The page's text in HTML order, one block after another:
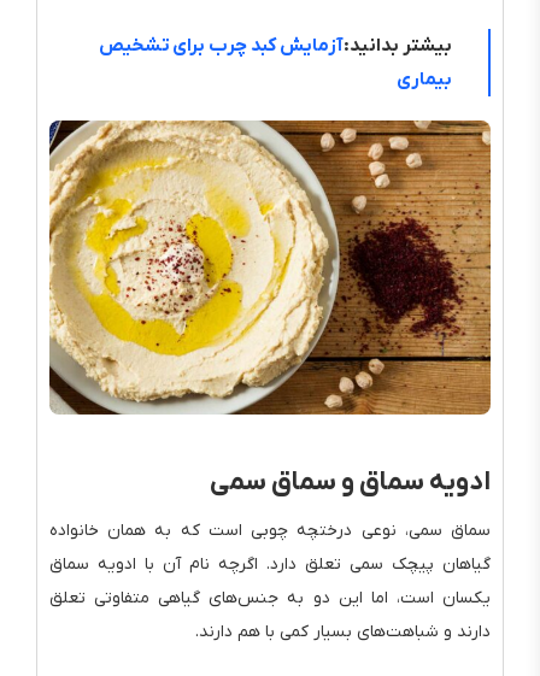
بیشتر بدانید:آزمایش کبد چرب برای تشخیص
بیماری
ادویه سماق و سماق سمی
سماق سمی، نوعی درختچه چوبی است که به همان خانواده
گیاهان پیچک سمی تعلق دارد. اگرچه نام آن با ادویه سماق
یکسان است، اما این دو به جنس‌های گیاهی متفاوتی تعلق
دارند و شباهت‌های بسیار کمی با هم دارند.